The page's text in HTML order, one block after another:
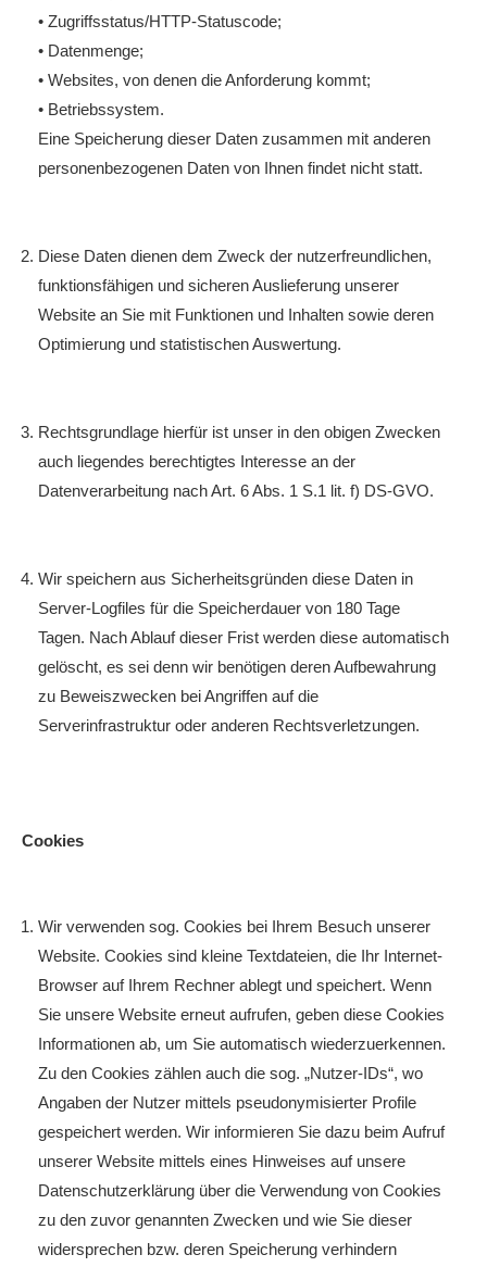
• Zugriffsstatus/HTTP-Statuscode;
• Datenmenge;
• Websites, von denen die Anforderung kommt;
• Betriebssystem.
Eine Speicherung dieser Daten zusammen mit anderen
personenbezogenen Daten von Ihnen findet nicht statt.
Diese Daten dienen dem Zweck der nutzerfreundlichen,
funktionsfähigen und sicheren Auslieferung unserer
Website an Sie mit Funktionen und Inhalten sowie deren
Optimierung und statistischen Auswertung.
Rechtsgrundlage hierfür ist unser in den obigen Zwecken
auch liegendes berechtigtes Interesse an der
Datenverarbeitung nach Art. 6 Abs. 1 S.1 lit. f) DS-GVO.
Wir speichern aus Sicherheitsgründen diese Daten in
Server-Logfiles für die Speicherdauer von 180 Tage
Tagen. Nach Ablauf dieser Frist werden diese automatisch
gelöscht, es sei denn wir benötigen deren Aufbewahrung
zu Beweiszwecken bei Angriffen auf die
Serverinfrastruktur oder anderen Rechtsverletzungen.
Cookies
Wir verwenden sog. Cookies bei Ihrem Besuch unserer
Website. Cookies sind kleine Textdateien, die Ihr Internet-
Browser auf Ihrem Rechner ablegt und speichert. Wenn
Sie unsere Website erneut aufrufen, geben diese Cookies
Informationen ab, um Sie automatisch wiederzuerkennen.
Zu den Cookies zählen auch die sog. „Nutzer-IDs“, wo
Angaben der Nutzer mittels pseudonymisierter Profile
gespeichert werden. Wir informieren Sie dazu beim Aufruf
unserer Website mittels eines Hinweises auf unsere
Datenschutzerklärung über die Verwendung von Cookies
zu den zuvor genannten Zwecken und wie Sie dieser
widersprechen bzw. deren Speicherung verhindern